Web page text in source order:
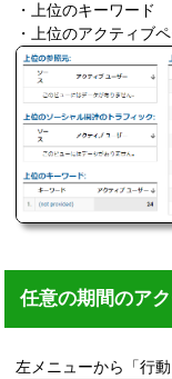
・上位のキーワード
・上位のアクティブ
任意の期間のア
左メニューから「行